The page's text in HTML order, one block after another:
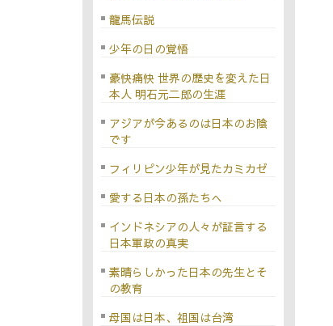
龍馬伝説
少年の日の覚悟
豪快痛快 世界の歴史を変えた日
本人 明石元二郎の生涯
アジアが今あるのは日本のお陰
です
フィリピン少年が見たカミカゼ
愛する日本の孫たちへ
インドネシアの人々が証言する
日本軍政の真実
素晴らしかった日本の先生とそ
の教育
母国は日本、祖国は台湾